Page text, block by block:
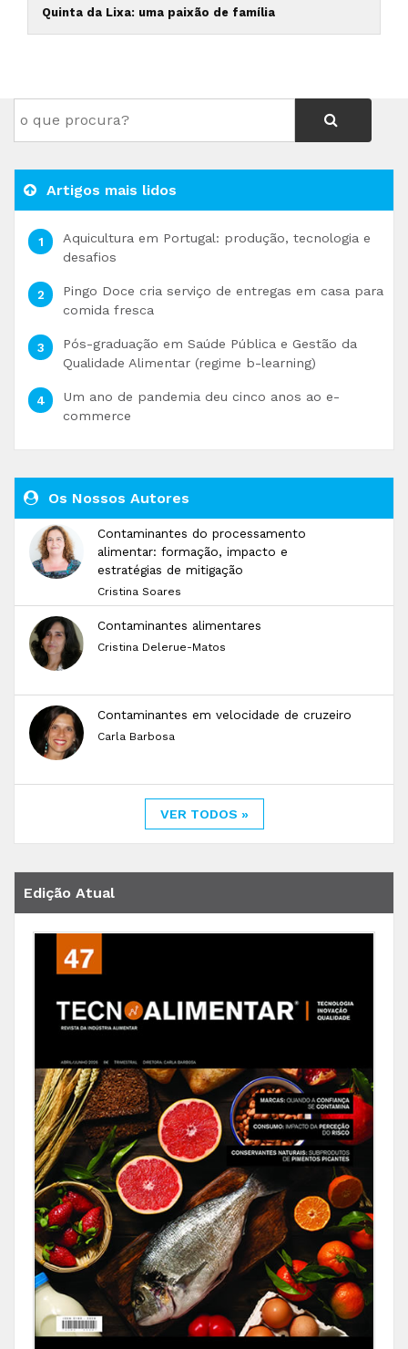
Quinta da Lixa: uma paixão de família
Artigos mais lidos
Aquicultura em Portugal: produção, tecnologia e
desafios
Pingo Doce cria serviço de entregas em casa para
comida fresca
Pós-graduação em Saúde Pública e Gestão da
Qualidade Alimentar (regime b-learning)
Um ano de pandemia deu cinco anos ao e-
commerce
Os Nossos Autores
Contaminantes do processamento
alimentar: formação, impacto e
estratégias de mitigação
Cristina Soares
Contaminantes alimentares
Cristina Delerue-Matos
Contaminantes em velocidade de cruzeiro
Carla Barbosa
VER TODOS »
Edição Atual